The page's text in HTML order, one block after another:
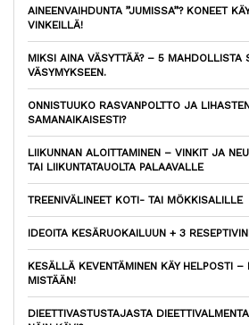
AINEENVAIHDUNTA ”JUMISSA”? KONEET
VINKEILLÄ!
MIKSI AINA VÄSYTTÄÄ? – 5 MAHDOLLISTA
VÄSYMYKSEEN.
ONNISTUUKO RASVANPOLTTO JA
SAMANAIKAISESTI?
LIIKUNNAN ALOITTAMINEN – VINKIT JA
TAI LIIKUNTATAUOLTA PALAAVALLE
TREENIVÄLINEET KOTI- TAI MÖKKISALILLE
IDEOITA KESÄRUOKAILUUN + 3
KESÄLLÄ KEVENTÄMINEN KÄY HELPOSTI –
MISTÄÄN!
DIEETTIVASTUSTAJASTA